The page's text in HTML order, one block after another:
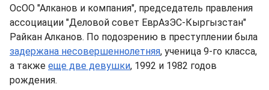
ОсОО "Алканов и компания", председатель правления
ассоциации "Деловой совет ЕврАзЭС-Кыргызстан"
Райкан Алканов. По подозрению в преступлении была
задержана несовершеннолетняя, ученица 9-го класса,
а также еще две девушки, 1992 и 1982 годов
рождения.